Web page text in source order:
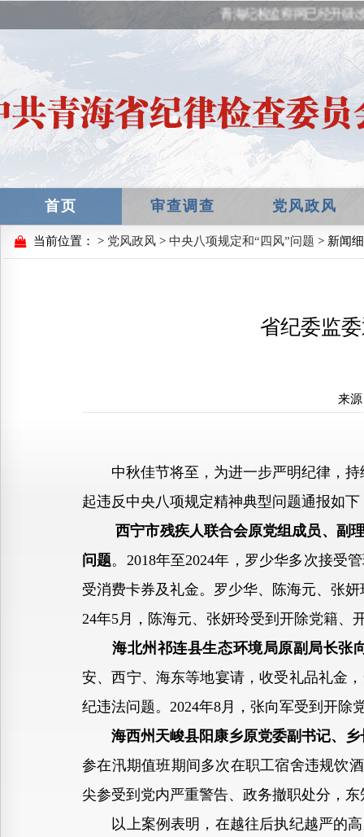
青海纪检监察网已经升级
首页 审查调查 党风政风
当前位置： > 党风政风 > 中央八项规定和“四风”问题 > 新闻
省纪委监
来
中秋佳节将至，为进一步严明纪律，持
起违反中央八项规定精神典型问题通报如下
西宁市残疾人联合会原党组成员、副
问题。2018年至2024年，罗少华多次接受
受消费卡券及礼金。罗少华、陈海元、张
24年5月，陈海元、张妍玲受到开除党籍、
海北州祁连县生态环境局原副局长张
安、西宁、海东等地宴请，收受礼品礼金
纪违法问题。2024年8月，张向军受到开除
海西州天峻县阳康乡原党委副书记、
参在汛期值班期间多次在职工宿舍违规饮
尖参受到党内严重警告、政务撤职处分，
以上案例表明，在越往后执纪越严的高